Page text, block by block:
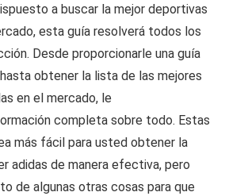
a buscar la mejor deportivas
esta guía resolverá todos los
Desde proporcionarle una guía
obtener la lista de las mejores
en el mercado, le
completa sobre todo. Estas
más fácil para usted obtener la
adidas de manera efectiva, pero
de algunas otras cosas para que